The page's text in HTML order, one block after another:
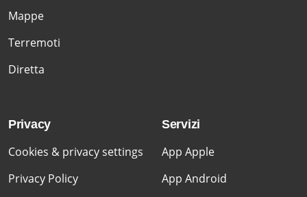
Mappe
Terremoti
Diretta
Privacy
Cookies & privacy settings
Privacy Policy
Servizi
App Apple
App Android